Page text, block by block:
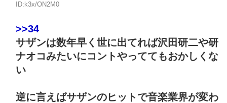
ID:k3x/ON2M0
>>34
サザンは数年早く世に出てれば沢田研二や研
ナオコみたいにコントやっててもおかしくな
い
逆に言えばサザンのヒットで音楽業界が変わ